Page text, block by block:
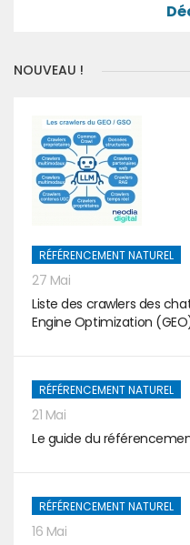
NOUVEAU !
RÉFÉRENCEMENT NATUREL
27 Mai
Liste des crawlers des
Engine Optimization
RÉFÉRENCEMENT NATUREL
21 Mai
Le guide du
RÉFÉRENCEMENT NATUREL
16 Mai